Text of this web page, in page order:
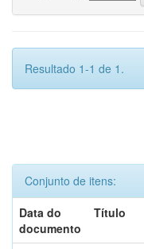
Resultado 1-1 de 1.
Conjunto de itens:
Data do
documento
Título